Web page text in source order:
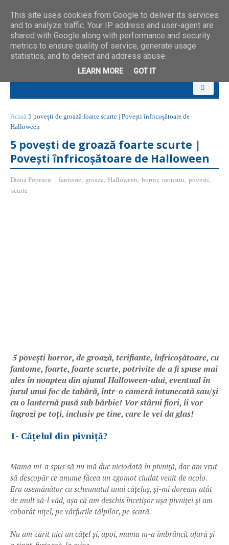
Acasă 5 povești de groază foarte scurte | Povești înfricoșătoare de
Halloween
5 povești de groază foarte scurte |
Povești înfricoșătoare de Halloween
Diana Popescu fantome, groaza, Halloween, horror, monstru, povesti,
scurte
5 povești horror, de groază, terifiante, înfricoșătoare, cu
fantome, foarte, foarte scurte, potrivite de a fi spuse mai
ales în noaptea din ajunul Halloween-ului, eventual în
jurul unui foc de tabără, într-o cameră întunecată sau/și
cu o lanternă pusă sub bărbie! Vor stârni fiori, îi vor
îngrozi pe toți, inclusiv pe tine, care le vei da glas!
1- Cățelul din pivniță?
Mama mi-a spus să nu mă duc niciodată în pivniță, dar am vrut
să descopăr ce anume făcea un zgomot ciudat venit de acolo.
Era asemănător cu scheunatul unui cățeluș, și-mi doream atât
de mult să-l văd, așa că am deschis încetișor ușa pivniței și am
coborât nițel, pe vârfurile tălpilor, pe scară.
Nu am zărit nici un cățel și, apoi, mama m-a îmbrâncit afară și
This site uses cookies from Google to deliver its services
and to analyze traffic. Your IP address and user-agent are
shared with Google along with performance and security
metrics to ensure quality of service, generate usage
statistics, and to detect and address abuse.
LEARN MORE GOT IT